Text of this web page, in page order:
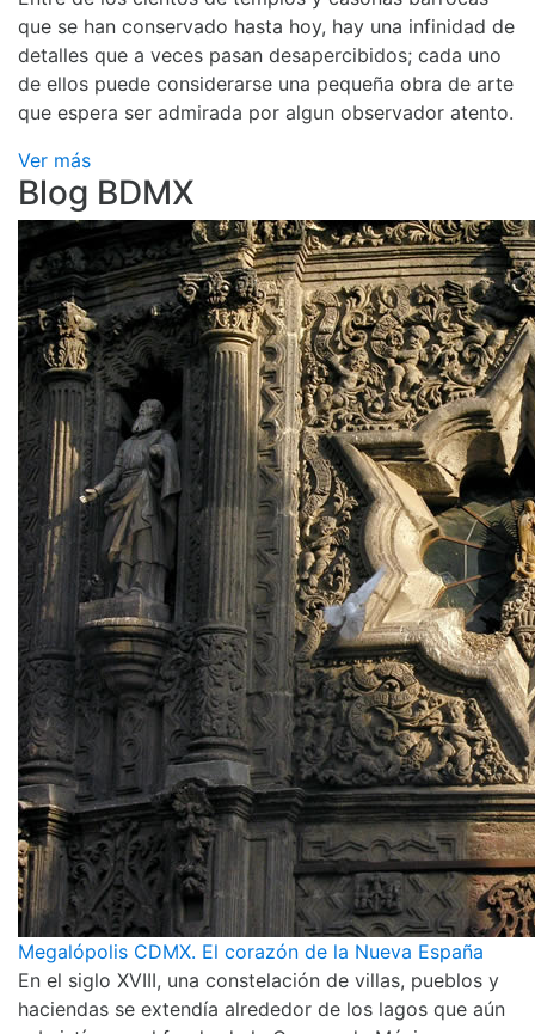
que se han conservado hasta hoy, hay una infinidad de
detalles que a veces pasan desapercibidos; cada uno
de ellos puede considerarse una pequeña obra de arte
que espera ser admirada por algun observador atento.
Ver más
Blog BDMX
Megalópolis CDMX. El corazón de la Nueva España
En el siglo XVIII, una constelación de villas, pueblos y
haciendas se extendía alrededor de los lagos que aún